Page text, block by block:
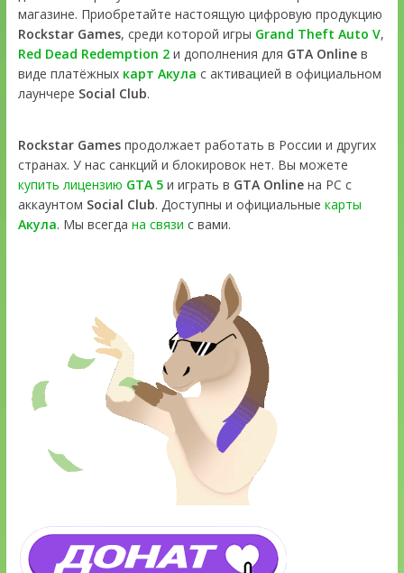
магазине. Приобретайте настоящую цифровую продукцию
Rockstar Games, среди которой игры Grand Theft Auto V,
Red Dead Redemption 2и дополнения для GTA Onlineв
виде платёжных карт Акула с активацией в официальном
лаунчере Social Club.
Rockstar Gamesпродолжает работать в России и других
странах. У нас санкций и блокировок нет. Вы можете
купить лицензию GTA 5и играть в GTA Onlineна PC с
аккаунтом Social Club. Доступны и официальные карты
Акула. Мы всегда на связи с вами.